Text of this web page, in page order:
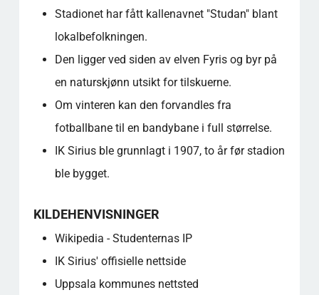
Stadionet har fått kallenavnet "Studan" blant
lokalbefolkningen.
Den ligger ved siden av elven Fyris og byr på
en naturskjønn utsikt for tilskuerne.
Om vinteren kan den forvandles fra
fotballbane til en bandybane i full størrelse.
IK Sirius ble grunnlagt i 1907, to år før stadion
ble bygget.
KILDEHENVISNINGER
Wikipedia - Studenternas IP
IK Sirius' offisielle nettside
Uppsala kommunes nettsted